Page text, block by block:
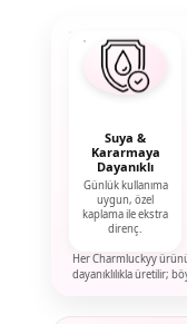
Suya &
Kararmaya
Dayanıklı
Günlük kullanıma
uygun, özel
kaplama ile ekstra
direnç.
Her Charmluckyy
dayanıklılıkla üretilir;